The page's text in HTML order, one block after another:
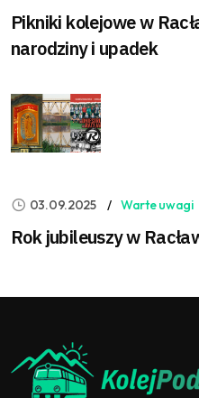
Pikniki kolejowe w
narodziny i upadek
03.09.2025 Warte uwagi
Rok jubileuszy w